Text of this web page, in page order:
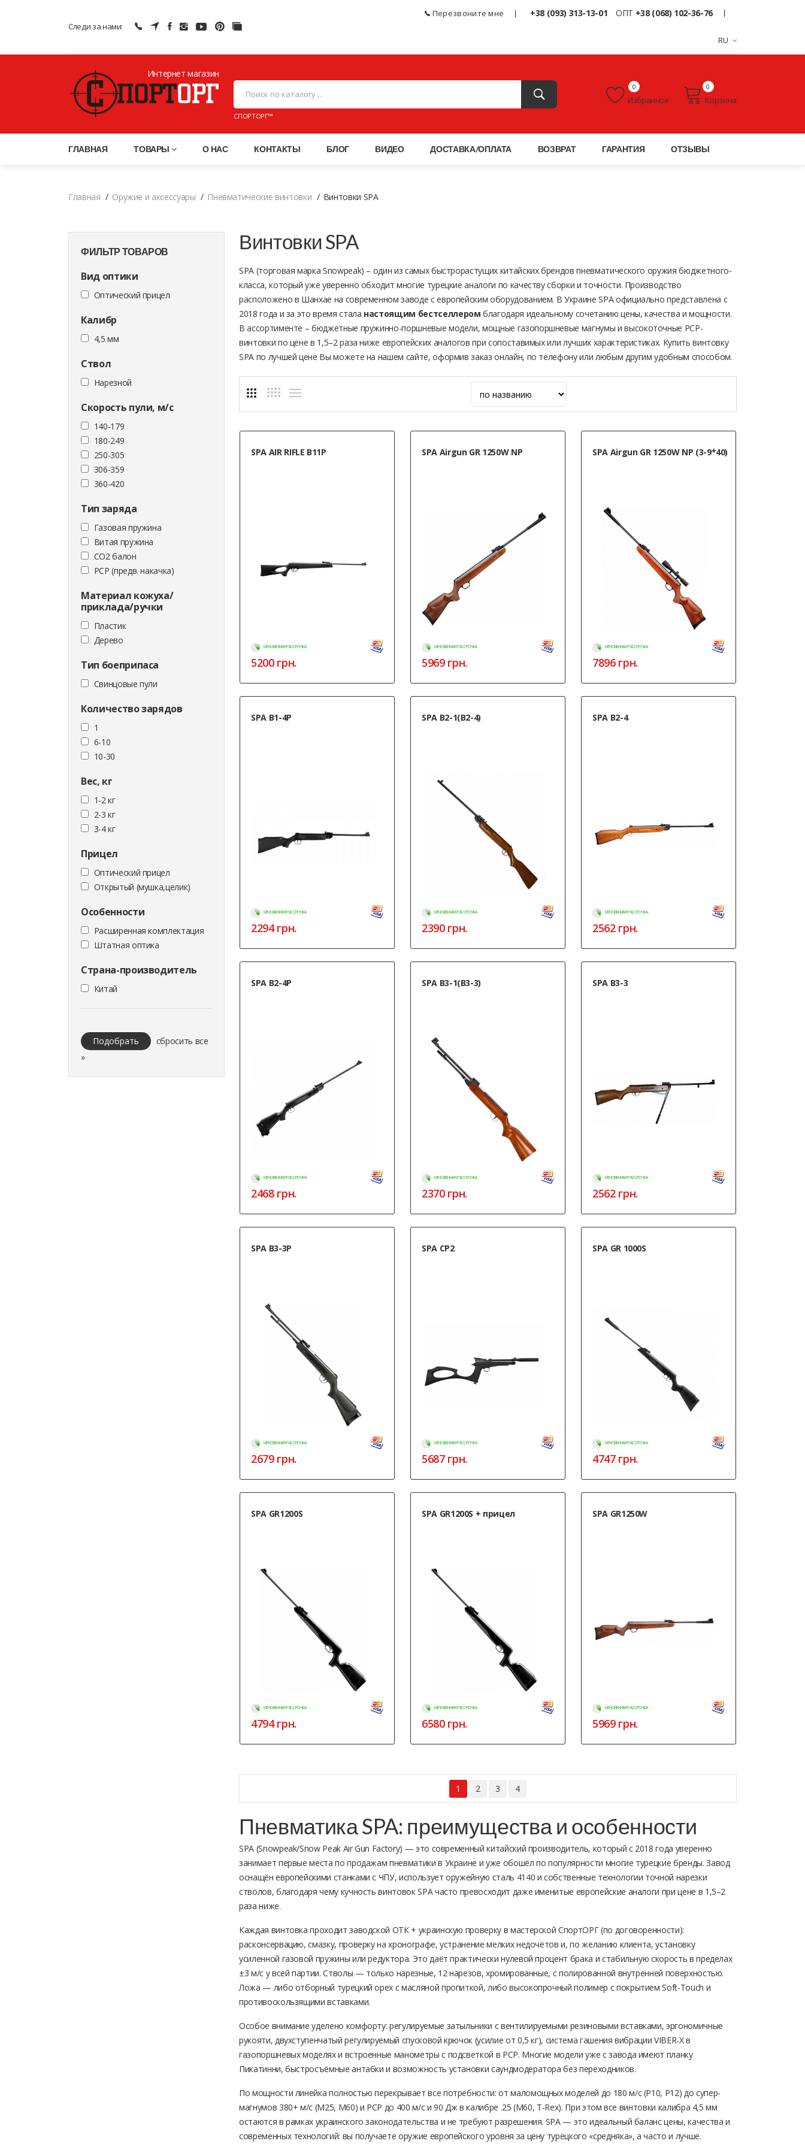
Следи за нами:
Перезвоните мне +38 (093) 313-13-01 ОПТ +38 (068) 102-36-76
RU
Интернет магазин
ПНЕВМАТИЧЕСКОЕ ОРУЖИЕ, СПОРТИВНЫЕ ТОВАРЫ, АКСЕССУАРЫ И ПНЕВМАТИКА МАГАЗИН
СПОРТОРГ™
Избранное
0
Корзина
0
ГЛАВНАЯ ТОВАРЫ О НАС КОНТАКТЫ БЛОГ ВИДЕО ДОСТАВКА/ОПЛАТА ВОЗВРАТ ГАРАНТИЯ ОТЗЫВЫ
Главная Оружие и аксессуары Пневматические винтовки Винтовки SPA
ФИЛЬТР ТОВАРОВ
Вид оптики
Оптический прицел
Калибр
4,5 мм
Ствол
Нарезной
Скорость пули, м/с
140-179
180-249
250-305
306-359
360-420
Тип заряда
Газовая пружина
Витая пружина
CO2 балон
PCP (предв. накачка)
Материал кожуха/
приклада/ручки
Пластик
Дерево
Тип боеприпаса
Cвинцовые пули
Количество зарядов
1
6-10
10-30
Вес, кг
1-2 кг
2-3 кг
3-4 кг
Прицел
Оптический прицел
Открытый (мушка,целик)
Особенности
Расширенная комплектация
Штатная оптика
Страна-производитель
Китай
Подобрать
сбросить все
»
Винтовки SPA
SPA (торговая марка Snowpeak) – один из самых быстрорастущих китайских брендов пневматического оружия бюджетного-
класса, который уже уверенно обходит многие турецкие аналоги по качеству сборки и точности. Производство
расположено в Шанхае на современном заводе с европейским оборудованием. В Украине SPA официально представлена с
2018 года и за это время стала настоящим бестселлером благодаря идеальному сочетанию цены, качества и мощности.
В ассортименте – бюджетные пружинно-поршневые модели, мощные газопоршневые магнумы и высокоточные PCP-
винтовки по цене в 1,5–2 раза ниже европейских аналогов при сопоставимых или лучших характеристиках. Купить винтовку
SPA по лучшей цене Вы можете на нашем сайте, оформив заказ онлайн, по телефону или любым другим удобным способом.
SPA AIR RIFLE B11Р
МГНОВЕННАЯ РАССРОЧКА
5200грн.
SPA Airgun GR 1250W NP
МГНОВЕННАЯ РАССРОЧКА
5969грн.
SPA Airgun GR 1250W NP (3-9*40)
МГНОВЕННАЯ РАССРОЧКА
7896грн.
SPA B1-4P
МГНОВЕННАЯ РАССРОЧКА
2294грн.
SPA B2-1(B2-4)
МГНОВЕННАЯ РАССРОЧКА
2390грн.
SPA B2-4
МГНОВЕННАЯ РАССРОЧКА
2562грн.
SPA B2-4P
МГНОВЕННАЯ РАССРОЧКА
2468грн.
SPA B3-1(B3-3)
МГНОВЕННАЯ РАССРОЧКА
2370грн.
SPA B3-3
МГНОВЕННАЯ РАССРОЧКА
2562грн.
SPA B3-3P
МГНОВЕННАЯ РАССРОЧКА
2679грн.
SPA CP2
МГНОВЕННАЯ РАССРОЧКА
5687грн.
SPA GR 1000S
МГНОВЕННАЯ РАССРОЧКА
4747грн.
SPA GR1200S
МГНОВЕННАЯ РАССРОЧКА
4794грн.
SPA GR1200S + прицел
МГНОВЕННАЯ РАССРОЧКА
6580грн.
SPA GR1250W
МГНОВЕННАЯ РАССРОЧКА
5969грн.
1 2 3 4
Пневматика SPA: преимущества и особенности
SPA (Snowpeak/Snow Peak Air Gun Factory) — это современный китайский производитель, который с 2018 года уверенно
занимает первые места по продажам пневматики в Украине и уже обошёл по популярности многие турецкие бренды. Завод
оснащён европейскими станками с ЧПУ, использует оружейную сталь 4140 и собственные технологии точной нарезки
стволов, благодаря чему кучность винтовок SPA часто превосходит даже именитые европейские аналоги при цене в 1,5–2
раза ниже.
Каждая винтовка проходит заводской ОТК + украинскую проверку в мастерской СпортОРГ (по договоренности):
расконсервацию, смазку, проверку на хронографе, устранение мелких недочётов и, по желанию клиента, установку
усиленной газовой пружины или редуктора. Это даёт практически нулевой процент брака и стабильную скорость в пределах
±3 м/с у всей партии. Стволы — только нарезные, 12 нарезов, хромированные, с полированной внутренней поверхностью.
Ложа — либо отборный турецкий орех с масляной пропиткой, либо высокопрочный полимер с покрытием Soft-Touch и
противоскользящими вставками.
Особое внимание уделено комфорту: регулируемые затыльники с вентилируемыми резиновыми вставками, эргономичные
рукояти, двухступенчатый регулируемый спусковой крючок (усилие от 0,5 кг), система гашения вибрации VIBER-X в
газопоршневых моделях и встроенные манометры с подсветкой в PCP. Многие модели уже с завода имеют планку
Пикатинни, быстросъёмные антабки и возможность установки саундмодератора без переходников.
По мощности линейка полностью перекрывает все потребности: от маломощных моделей до 180 м/с (P10, P12) до супер-
магнумов 380+ м/с (M25, M60) и PCP до 400 м/с и 90 Дж в калибре .25 (M60, T-Rex). При этом все винтовки калибра 4,5 мм
остаются в рамках украинского законодательства и не требуют разрешения. SPA — это идеальный баланс цены, качества и
современных технологий: вы получаете оружие европейского уровня за цену турецкого «средняка», а часто и лучше.